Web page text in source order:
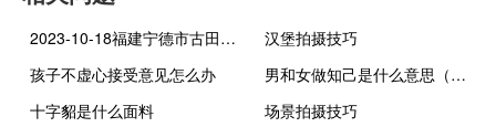
2023-10-18福建宁德市古田县(姬菇)的报价是多少
汉堡拍摄技巧
孩子不虚心接受意见怎么办
男和女做知己是什么意思（知己是什么意思）
十字貂是什么面料
场景拍摄技巧